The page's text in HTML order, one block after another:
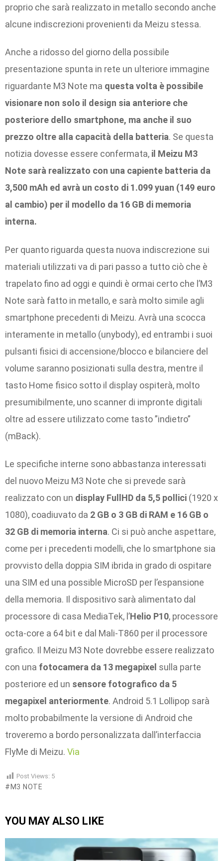
proprio che sarà realizzato in metallo secondo anche
alcune indiscrezioni provenienti da Meizu stessa.
Anche a ridosso del giorno della possibile
presentazione spunta in rete un ulteriore immagine
riguardante M3 Note ma questa volta è possibile
visionare non solo il design sia anteriore che
posteriore dello smartphone, ma anche il suo
prezzo oltre alla capacità della batteria. Se questa
notizia dovesse essere confermata, il Meizu M3
Note sarà realizzato con una capiente batteria da
3,500 mAh ed avrà un costo di 1.099 yuan (149 euro
al cambio) per il modello da 16 GB di memoria
interna.
Per quanto riguarda questa nuova indiscrezione sui
materiali utilizzati va di pari passo a tutto ciò che è
trapelato fino ad oggi e quindi è ormai certo che l’M3
Note sarà fatto in metallo, e sarà molto simile agli
smartphone precedenti di Meizu. Avrà una scocca
interamente in metallo (unybody), ed entrambi i suoi
pulsanti fisici di accensione/blocco e bilanciere del
volume saranno posizionati sulla destra, mentre il
tasto Home fisico sotto il display ospiterà, molto
presumibilmente, uno scanner di impronte digitali
oltre ad essere utilizzato come tasto ”indietro”
(mBack).
Le specifiche interne sono abbastanza interessati
del nuovo Meizu M3 Note che si prevede sarà
realizzato con un display FullHD da 5,5 pollici (1920 x
1080), coadiuvato da 2 GB o 3 GB di RAM e 16 GB o
32 GB di memoria interna. Ci si può anche aspettare,
come per i precedenti modelli, che lo smartphone sia
provvisto della doppia SIM ibrida in grado di ospitare
una SIM ed una possible MicroSD per l’espansione
della memoria. Il dispositivo sarà alimentato dal
processore di casa MediaTek, l’Helio P10, processore
octa-core a 64 bit e dal Mali-T860 per il processore
grafico. Il Meizu M3 Note dovrebbe essere realizzato
con una fotocamera da 13 megapixel sulla parte
posteriore ed un sensore fotografico da 5
megapixel anteriormente. Android 5.1 Lollipop sarà
molto probabilmente la versione di Android che
troveremo a bordo personalizzata dall’interfaccia
FlyMe di Meizu. Via
Post Views: 5
M3 NOTE
YOU MAY ALSO LIKE